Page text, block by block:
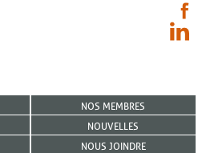
NOS MEMBRES
NOUVELLES
NOUS JOINDRE